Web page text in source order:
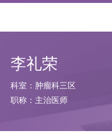
李礼荣
科室：肿瘤科三区
职称：主治医师